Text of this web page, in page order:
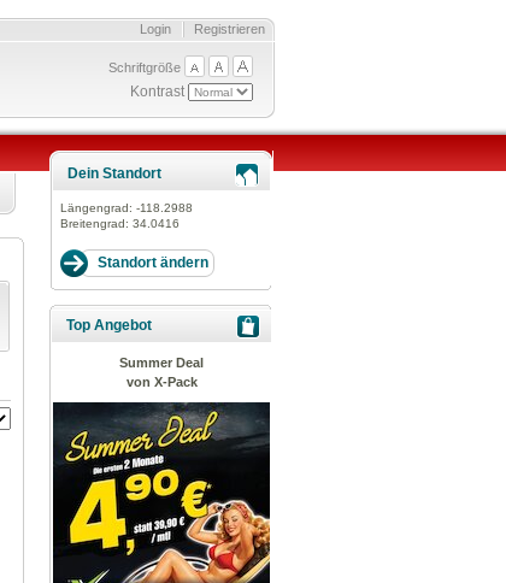
Registrieren
Login
Schriftgröße
Kontrast
Dein Standort
Längengrad: -118.2988
Breitengrad: 34.0416
Top Angebot
Summer Deal
von X-Pack